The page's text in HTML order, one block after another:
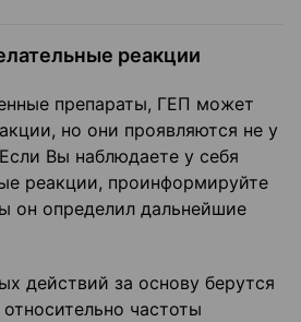
реакции
препараты, ГЕП может
но они проявляются не у
Вы наблюдаете у себя
реакции, проинформируйте
он определил дальнейшие
действий за основу берутся
частоты